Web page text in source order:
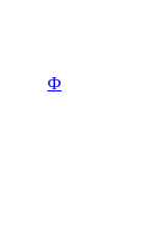
Ф